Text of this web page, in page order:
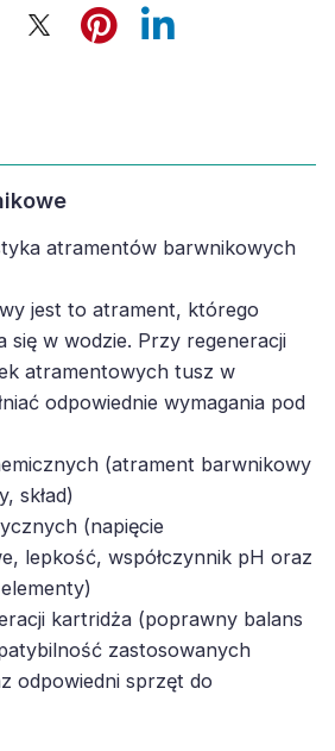
atramentów barwnikowych
jest to atrament, którego
się w wodzie. Przy regeneracji
atramentowych tusz w
odpowiednie wymagania pod
(atrament barwnikowy
skład)
(napięcie
lepkość, współczynnik pH oraz
kartridża (poprawny balans
zastosowanych
odpowiedni sprzęt do